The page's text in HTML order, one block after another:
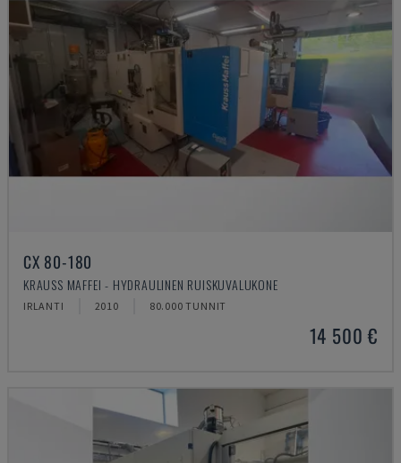
CX 80-180
KRAUSS MAFFEI - HYDRAULINEN RUISKUVALUKONE
IRLANTI 2010 80.000 TUNNIT
14 500 €